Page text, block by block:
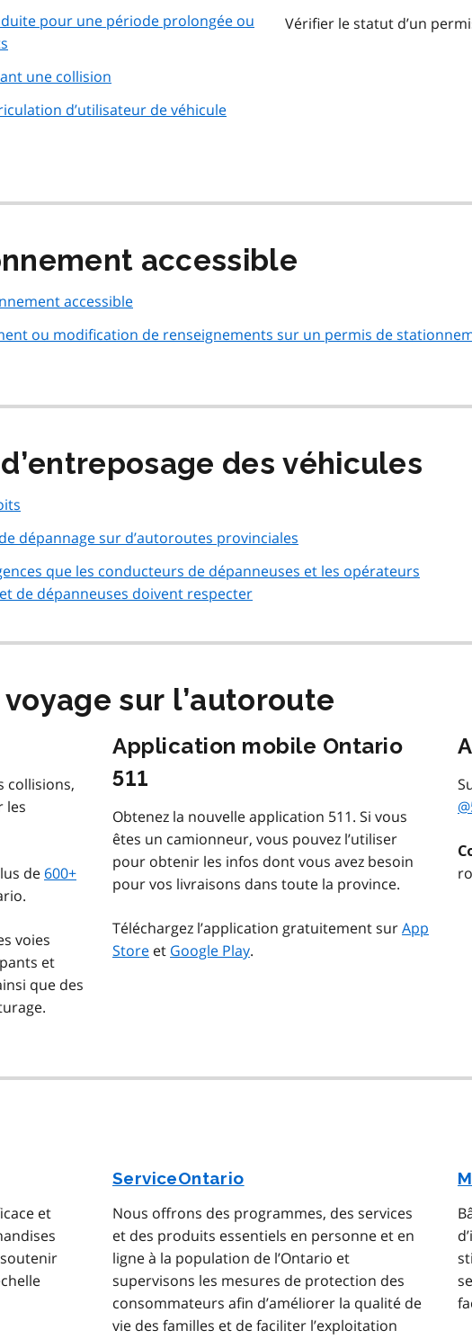
pour une période prolongée ou
une collision
d’utilisateur de véhicule
Vérifier le statut d’un
accessible
accessible
ou modification de renseignements sur un permis de
des véhicules
dépannage sur d’autoroutes provinciales
que les conducteurs de dépanneuses et les opérateurs
de dépanneuses doivent respecter
sur l’autoroute
collisions,
les
de 600+
voies
et
que des
Application mobile Ontario
511
Obtenez la nouvelle application 511. Si vous
êtes un camionneur, vous pouvez l’utiliser
pour obtenir les infos dont vous avez besoin
pour vos livraisons dans toute la province.
Téléchargez l’application gratuitement surApp
Store et Google Play.
et
ServiceOntario
Nous offrons des programmes, des services
et des produits essentiels en personne et en
ligne à la population de l’Ontario et
supervisons les mesures de protection des
consommateurs afin d’améliorer la qualité de
vie des familles et de faciliter l’exploitation